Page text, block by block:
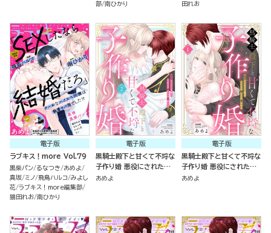
部 南ひかり
田れお
電子版
ラブキス！more Vol.79
黒柴パン るなつき
あめよ
真坂 ミノ 飛鳥ハルコ みよし
花 ラブキス！more編集部
猫田れお 南ひかり
電子版
黒騎士殿下と甘くて不埒な
子作り婚 悪役にされた令
嬢はイかされ啼かされ暴か
あめよ
電子版
黒騎士殿下と甘くて不埒な
子作り婚 悪役にされた令
嬢はイかされ啼かされ暴か
あめよ